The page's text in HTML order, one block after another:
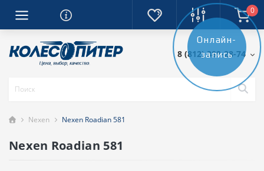
0
8 (812) 389-28-74
Nexen Nexen Roadian 581
Nexen Roadian 581
Онлайн-
запись